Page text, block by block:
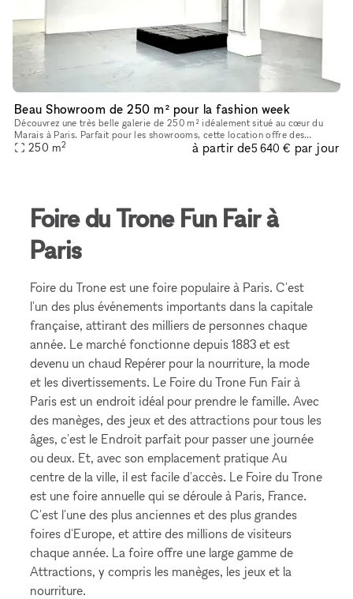
Beau Showroom de 250 m² pour la fashion week
Découvrez une très belle galerie de 250 m² idéalement situé au cœur du
Marais à Paris. Parfait pour les showrooms, cette location offre des
caractéristiques uniques telles que de hauts plafonds, des
250 m2 à partir de5 640 € par jour
Foire du Trone Fun Fair à
Paris
Foire du Trone est une foire populaire à Paris. C'est
l'un des plus événements importants dans la capitale
française, attirant des milliers de personnes chaque
année. Le marché fonctionne depuis 1883 et est
devenu un chaud Repérer pour la nourriture, la mode
et les divertissements. Le Foire du Trone Fun Fair à
Paris est un endroit idéal pour prendre le famille. Avec
des manèges, des jeux et des attractions pour tous les
âges, c'est le Endroit parfait pour passer une journée
ou deux. Et, avec son emplacement pratique Au
centre de la ville, il est facile d'accès. Le Foire du Trone
est une foire annuelle qui se déroule à Paris, France.
C'est l'une des plus anciennes et des plus grandes
foires d'Europe, et attire des millions de visiteurs
chaque année. La foire offre une large gamme de
Attractions, y compris les manèges, les jeux et la
nourriture.